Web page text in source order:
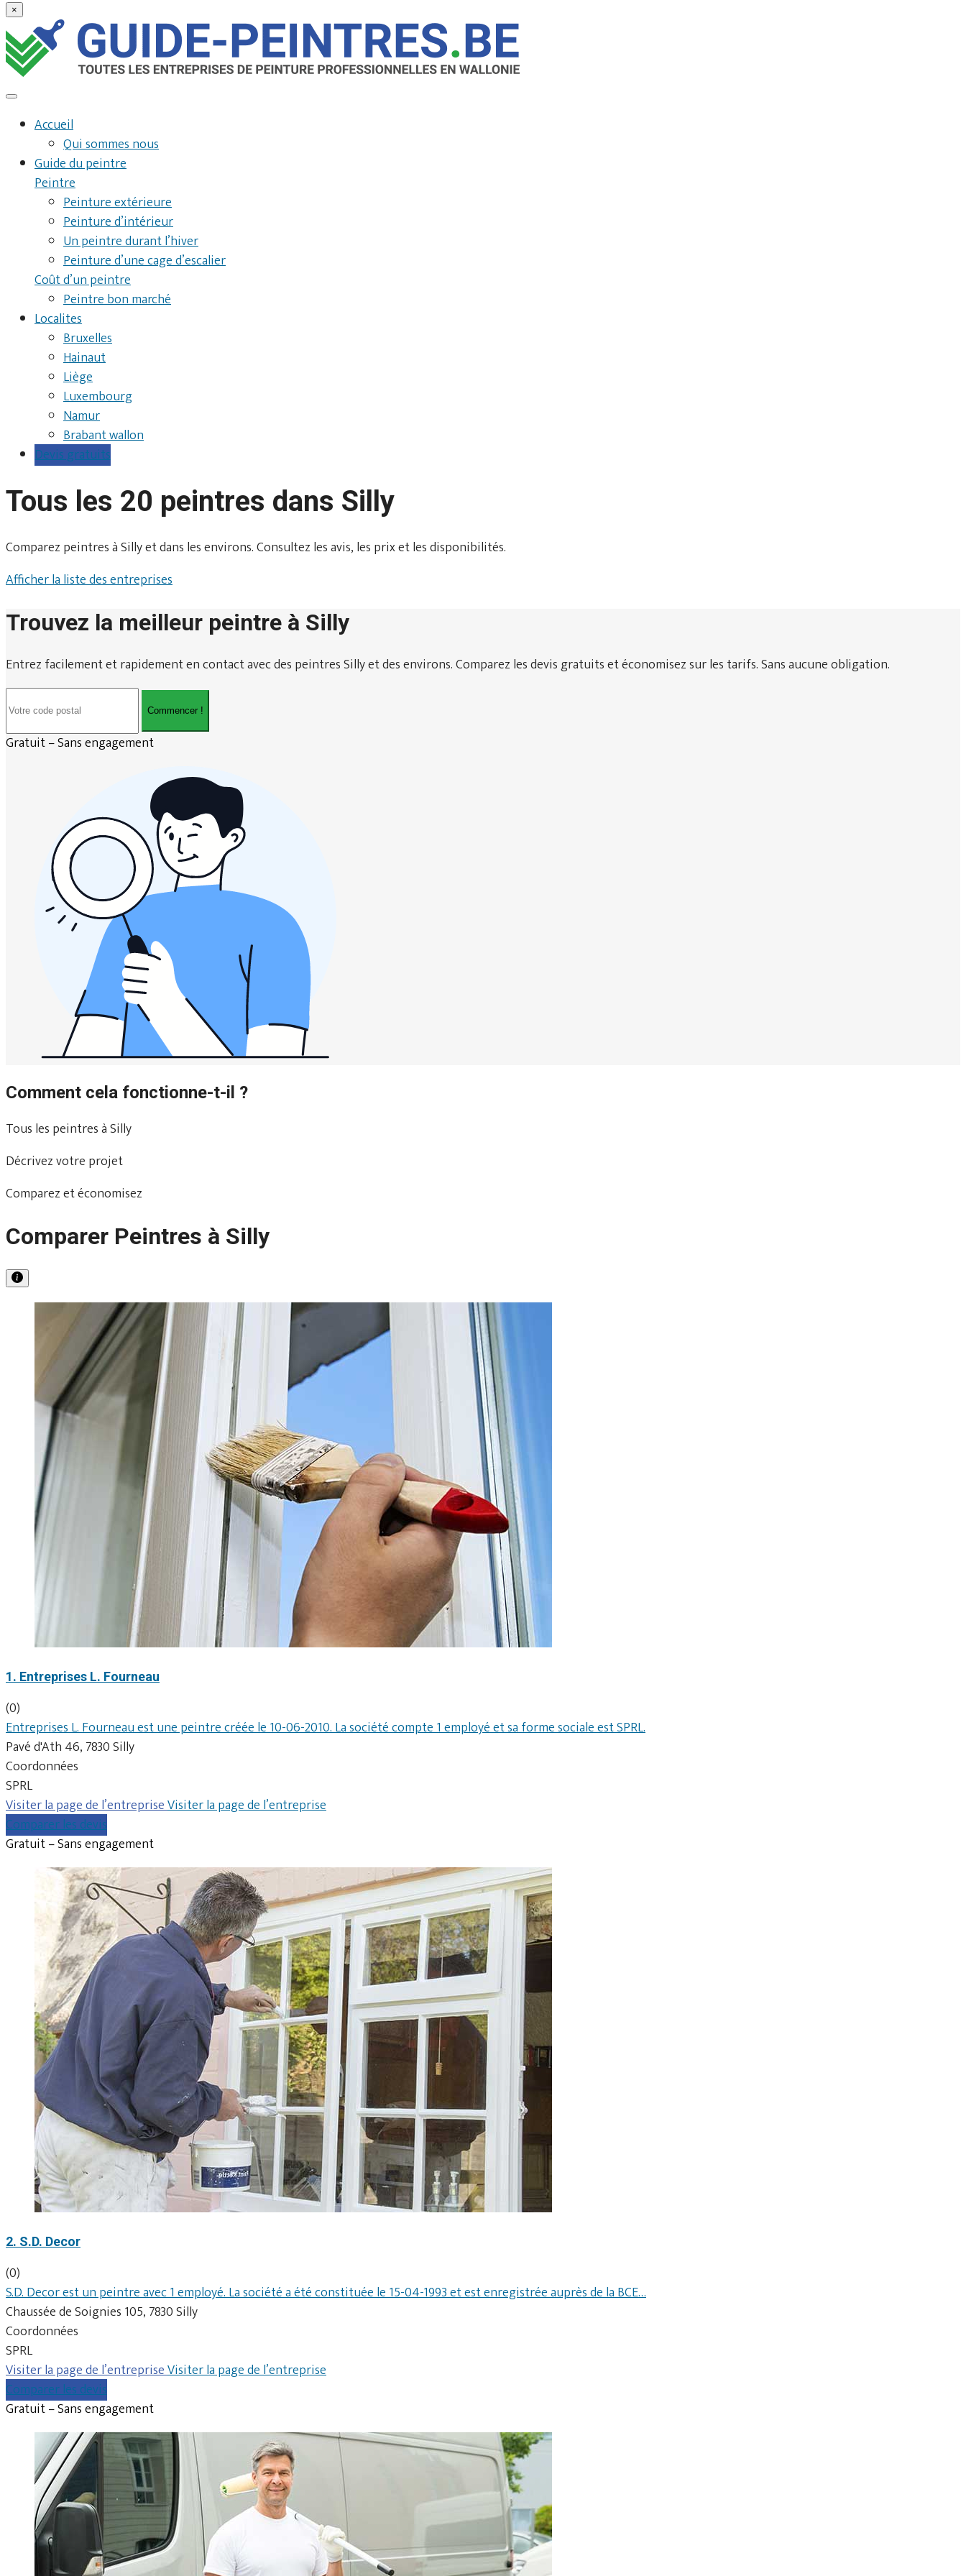
×
Accueil
Qui sommes nous
Guide du peintre
Peintre
Peinture extérieure
Peinture d’intérieur
Un peintre durant l’hiver
Peinture d’une cage d’escalier
Coût d’un peintre
Peintre bon marché
Localites
Bruxelles
Hainaut
Liège
Luxembourg
Namur
Brabant wallon
Devis gratuits
Tous les 20 peintres dans Silly
Comparez peintres à Silly et dans les environs. Consultez les avis, les prix et les disponibilités.
Afficher la liste des entreprises
Trouvez la meilleur peintre à Silly
Entrez facilement et rapidement en contact avec des peintres Silly et des environs. Comparez les devis gratuits et économisez sur les tarifs. Sans aucune obligation.
Commencer !
Gratuit – Sans engagement
Comment cela fonctionne-t-il ?
Tous les peintres à Silly
Décrivez votre projet
Comparez et économisez
Comparer Peintres à Silly
1. Entreprises L. Fourneau
(0)
Entreprises L. Fourneau est une peintre créée le 10-06-2010. La société compte 1 employé et sa forme sociale est SPRL.
Pavé d'Ath 46, 7830 Silly
Coordonnées
SPRL
Visiter la page de l’entrepriseVisiter la page de l’entreprise
Comparer les devis
Gratuit – Sans engagement
2. S.D. Decor
(0)
S.D. Decor est un peintre avec 1 employé. La société a été constituée le 15-04-1993 et est enregistrée auprès de la BCE…
Chaussée de Soignies 105, 7830 Silly
Coordonnées
SPRL
Visiter la page de l’entrepriseVisiter la page de l’entreprise
Comparer les devis
Gratuit – Sans engagement